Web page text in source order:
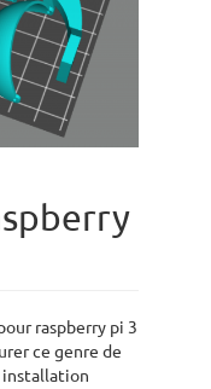
raspberry pi 3
ce genre de
installation